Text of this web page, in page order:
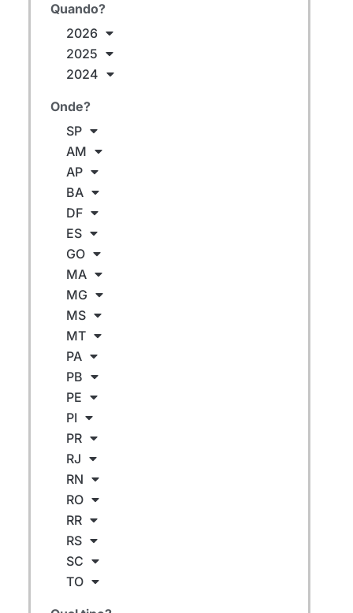
Quando?
2026
2025
2024
Onde?
SP
AM
AP
BA
DF
ES
GO
MA
MG
MS
MT
PA
PB
PE
PI
PR
RJ
RN
RO
RR
RS
SC
TO